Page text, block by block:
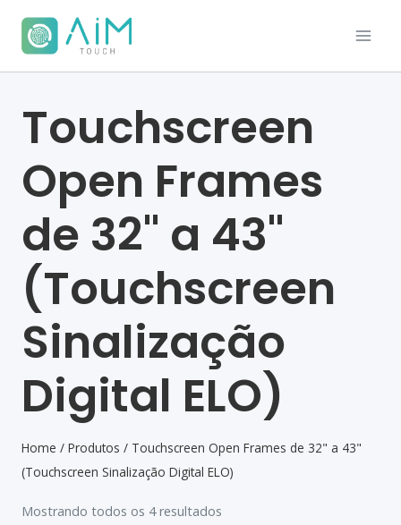
Touchscreen
Open Frames
de 32" a 43"
(Touchscreen
Sinalização
Digital ELO)
Home / Produtos / Touchscreen Open Frames de 32" a 43"
(Touchscreen Sinalização Digital ELO)
Mostrando todos os 4 resultados